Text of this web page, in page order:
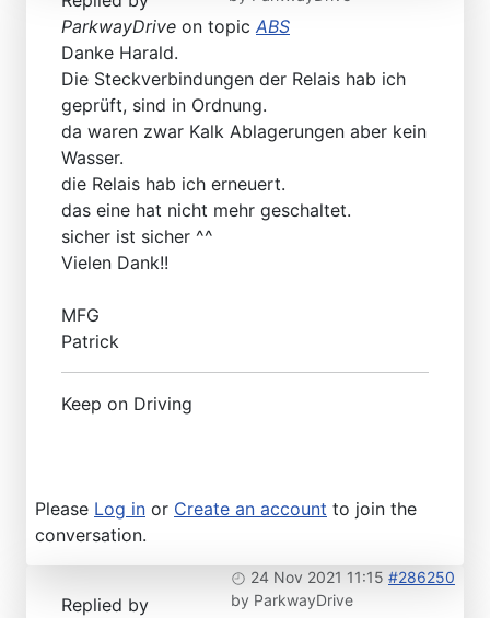
ParkwayDrive on topic ABS
Danke Harald.
Die Steckverbindungen der Relais hab ich
geprüft, sind in Ordnung.
da waren zwar Kalk Ablagerungen aber kein
Wasser.
die Relais hab ich erneuert.
das eine hat nicht mehr geschaltet.
sicher ist sicher ^^
Vielen Dank!!
MFG
Patrick
Keep on Driving
Please Log in or Create an account to join the
conversation.
24 Nov 2021 11:15 #286250
by ParkwayDrive
Replied by